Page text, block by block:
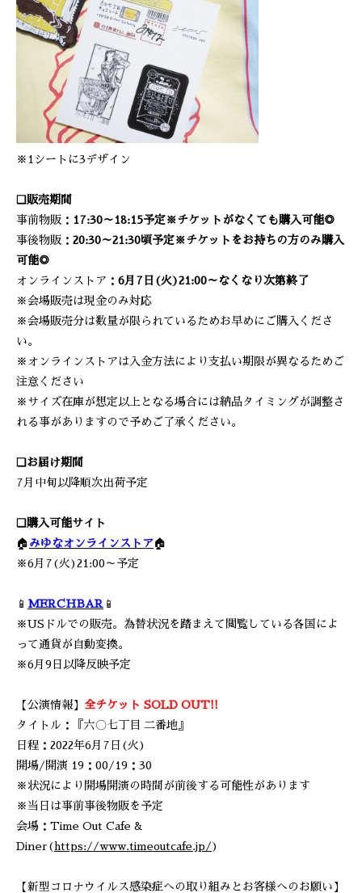
※1シートに3デザイン
❑販売期間
事前物販： 17:30～18:15予定※チケットがなくても購入可能◎
事後物販： 20:30～21:30頃予定※チケットをお持ちの方のみ購入
可能◎
オンラインストア： 6月7日(火)21:00～なくなり次第終了
※会場販売は現金のみ対応
※会場販売分は数量が限られているためお早めにご購入くださ
い。
※オンラインストアは入金方法により支払い期限が異なるためご
注意ください
※サイズ在庫が想定以上となる場合には納品タイミングが調整さ
れる事がありますので予めご了承ください。
❏お届け期間
7月中旬以降順次出荷予定
❏購入可能サイト
🏠 みゆなオンラインストア🏠
※6月7(火)21:00～予定
📱 MERCHBAR 📱
※USドルでの販売。為替状況を踏まえて閲覧している各国によ
って通貨が自動変換。
※6月9日以降反映予定
【公演情報】 全チケット SOLD OUT!!
タイトル：『六〇七丁目 二番地』
日程：2022年6月7日(火)
開場/開演 19：00/19：30
※状況により開場開演の時間が前後する可能性があります
※当日は事前事後物販を予定
会場：Time Out Cafe &
Diner( https://www.timeoutcafe.jp/)
【新型コロナウイルス感染症への取り組みとお客様へのお願い】